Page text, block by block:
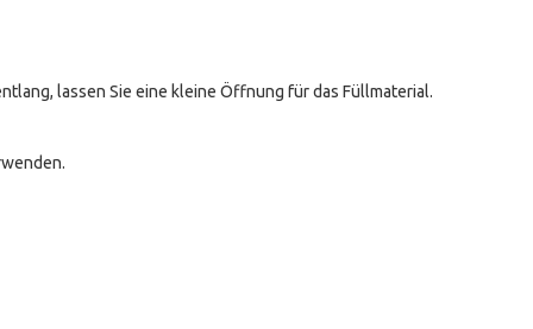
lassen Sie eine kleine Öffnung für das Füllmaterial.